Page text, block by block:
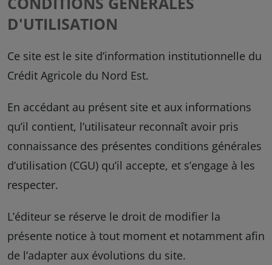
D'UTILISATION
Ce site est le site d’information institutionnelle du
Crédit Agricole du Nord Est.
En accédant au présent site et aux informations
qu’il contient, l’utilisateur reconnaît avoir pris
connaissance des présentes conditions générales
d’utilisation (CGU) qu’il accepte, et s’engage à les
respecter.
L’éditeur se réserve le droit de modifier la
présente notice à tout moment et notamment afin
de l’adapter aux évolutions du site.